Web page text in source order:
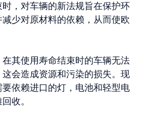
，对车辆的新法规旨在保护环
少对原材料的依赖，从而使欧
其使用寿命结束时的车辆无法
会造成资源和污染的损失。现
依赖进口的灯，电池和轻型电
收。